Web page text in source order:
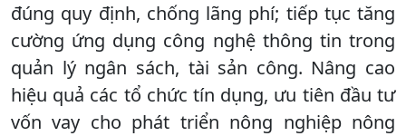
đúng quy định, chống lãng phí; tiếp tục tăng
cường ứng dụng công nghệ thông tin trong
quản lý ngân sách, tài sản công. Nâng cao
hiệu quả các tổ chức tín dụng, ưu tiên đầu tư
vốn vay cho phát triển nông nghiệp nông